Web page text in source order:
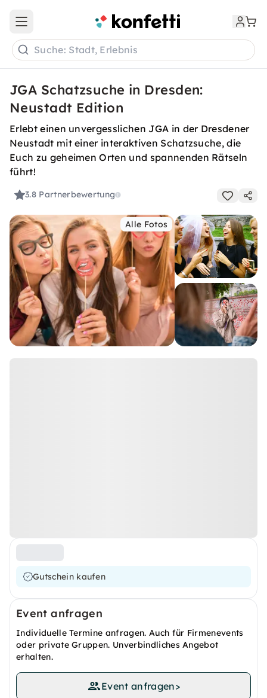
Open main menu
Suche: Stadt, Erlebnis
JGA Schatzsuche in Dresden:
Neustadt Edition
Erlebt einen unvergesslichen JGA in der Dresdener
Neustadt mit einer interaktiven Schatzsuche, die
Euch zu geheimen Orten und spannenden Rätseln
führt!
3.8 Partnerbewertung
Alle Fotos
Gutschein kaufen
Event anfragen
Individuelle Termine anfragen. Auch für Firmenevents
oder private Gruppen. Unverbindliches Angebot
erhalten.
Event anfragen>